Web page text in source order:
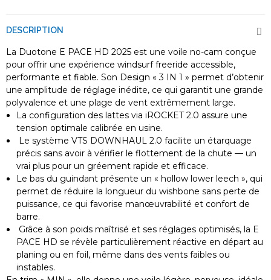
DESCRIPTION
La Duotone E PACE HD 2025 est une voile no-cam conçue
pour offrir une expérience windsurf freeride accessible,
performante et fiable. Son Design « 3 IN 1 » permet d’obtenir
une amplitude de réglage inédite, ce qui garantit une grande
polyvalence et une plage de vent extrêmement large.
La configuration des lattes via iROCKET 2.0 assure une
tension optimale calibrée en usine.
Le système VTS DOWNHAUL 2.0 facilite un étarquage
précis sans avoir à vérifier le flottement de la chute — un
vrai plus pour un gréement rapide et efficace.
Le bas du guindant présente un « hollow lower leech », qui
permet de réduire la longueur du wishbone sans perte de
puissance, ce qui favorise manœuvrabilité et confort de
barre.
Grâce à son poids maîtrisé et ses réglages optimisés, la E
PACE HD se révèle particulièrement réactive en départ au
planing ou en foil, même dans des vents faibles ou
instables.